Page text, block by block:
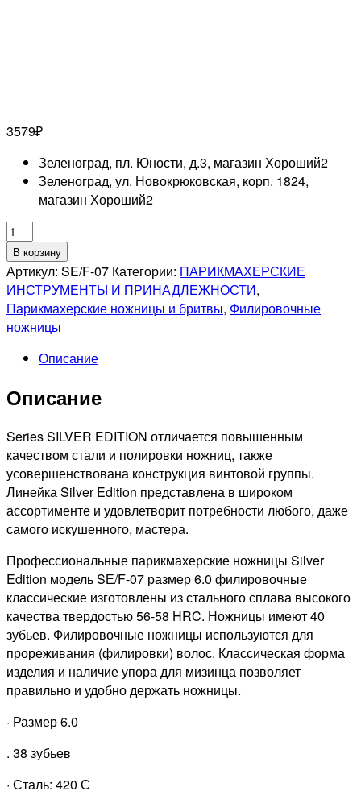
3579₽
Зеленоград, пл. Юности, д.3, магазин Хороший2
Зеленоград, ул. Новокрюковская, корп. 1824,
магазин Хороший2
Количество
товара
MELON
PRO
SILVER
EDITION
ножницы
классические,
40
зубьев,
6"
В корзину
Артикул: SE/F-07 Категории: ПАРИКМАХЕРСКИЕ
ИНСТРУМЕНТЫ И ПРИНАДЛЕЖНОСТИ,
Парикмахерские ножницы и бритвы, Филировочные
ножницы
Описание
Описание
Series SILVER EDITION отличается повышенным
качеством стали и полировки ножниц, также
усовершенствована конструкция винтовой группы.
Линейка Silver Edition представлена в широком
ассортименте и удовлетворит потребности любого, даже
самого искушенного, мастера.
Профессиональные парикмахерские ножницы Silver
Edition модель SЕ/F-07 размер 6.0 филировочные
классические изготовлены из стального сплава высокого
качества твердостью 56-58 HRC. Ножницы имеют 40
зубьев. Филировочные ножницы используются для
прореживания (филировки) волос. Классическая форма
изделия и наличие упора для мизинца позволяет
правильно и удобно держать ножницы.
· Размер 6.0
. 38 зубьев
· Сталь: 420 С